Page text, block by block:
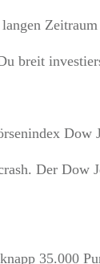
breit
Der
35.000